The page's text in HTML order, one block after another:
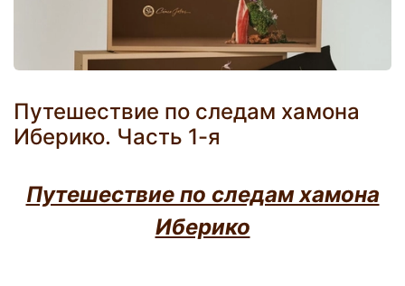
Путешествие по следам хамона
Иберико. Часть 1-я
Путешествие по следам хамона
Иберико